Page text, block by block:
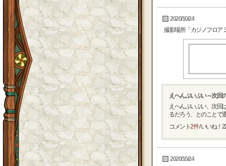
2020/10/24
撮影場所「カジノフロ
えへんぷいぷい～次回
えへんぷいぷい、次回
るだろう、とのことで
コメント2件/ いいね！
2020/10/24